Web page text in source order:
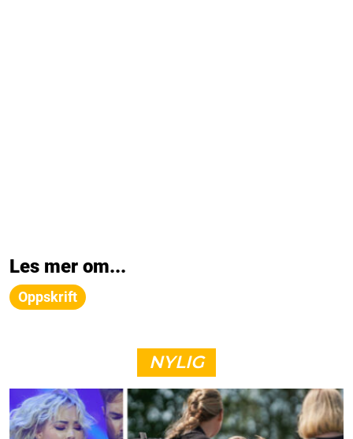
Les mer om...
Oppskrift
NYLIG